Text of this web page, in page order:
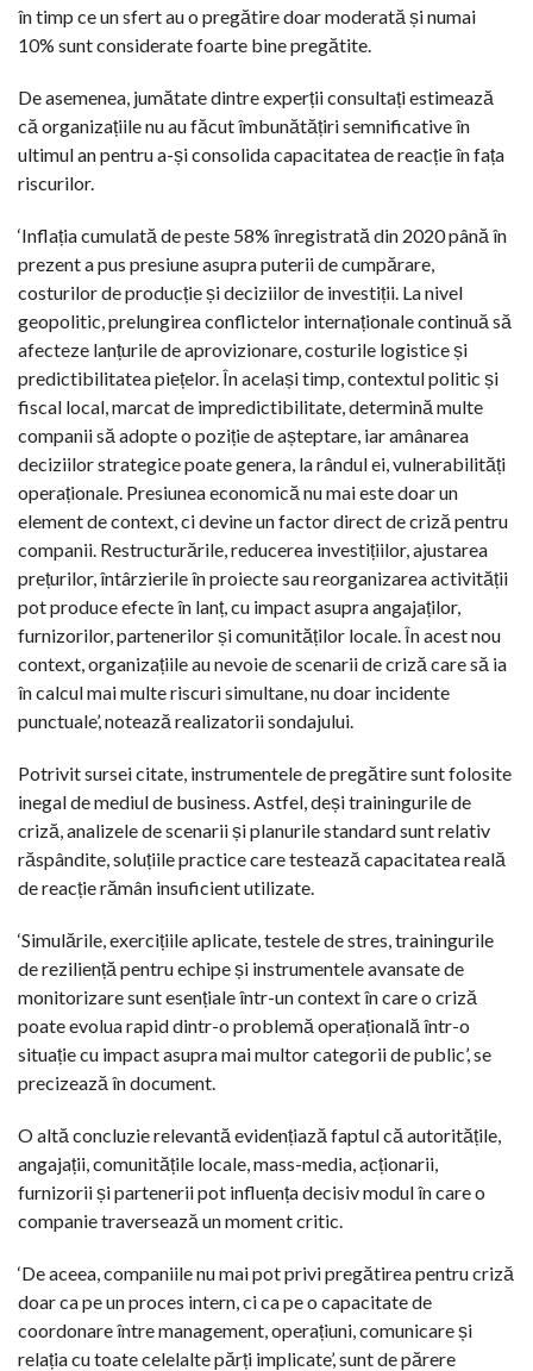
în timp ce un sfert au o pregătire doar moderată și numai
10% sunt considerate foarte bine pregătite.
De asemenea, jumătate dintre experții consultați estimează
că organizațiile nu au făcut îmbunătățiri semnificative în
ultimul an pentru a-și consolida capacitatea de reacție în fața
riscurilor.
‘Inflația cumulată de peste 58% înregistrată din 2020 până în
prezent a pus presiune asupra puterii de cumpărare,
costurilor de producție și deciziilor de investiții. La nivel
geopolitic, prelungirea conflictelor internaționale continuă să
afecteze lanțurile de aprovizionare, costurile logistice și
predictibilitatea piețelor. În același timp, contextul politic și
fiscal local, marcat de impredictibilitate, determină multe
companii să adopte o poziție de așteptare, iar amânarea
deciziilor strategice poate genera, la rândul ei, vulnerabilități
operaționale. Presiunea economică nu mai este doar un
element de context, ci devine un factor direct de criză pentru
companii. Restructurările, reducerea investițiilor, ajustarea
prețurilor, întârzierile în proiecte sau reorganizarea activității
pot produce efecte în lanț, cu impact asupra angajaților,
furnizorilor, partenerilor și comunităților locale. În acest nou
context, organizațiile au nevoie de scenarii de criză care să ia
în calcul mai multe riscuri simultane, nu doar incidente
punctuale’, notează realizatorii sondajului.
Potrivit sursei citate, instrumentele de pregătire sunt folosite
inegal de mediul de business. Astfel, deși trainingurile de
criză, analizele de scenarii și planurile standard sunt relativ
răspândite, soluțiile practice care testează capacitatea reală
de reacție rămân insuficient utilizate.
‘Simulările, exercițiile aplicate, testele de stres, trainingurile
de reziliență pentru echipe și instrumentele avansate de
monitorizare sunt esențiale într-un context în care o criză
poate evolua rapid dintr-o problemă operațională într-o
situație cu impact asupra mai multor categorii de public’, se
precizează în document.
O altă concluzie relevantă evidențiază faptul că autoritățile,
angajații, comunitățile locale, mass-media, acționarii,
furnizorii și partenerii pot influența decisiv modul în care o
companie traversează un moment critic.
‘De aceea, companiile nu mai pot privi pregătirea pentru criză
doar ca pe un proces intern, ci ca pe o capacitate de
coordonare între management, operațiuni, comunicare și
relația cu toate celelalte părți implicate’, sunt de părere